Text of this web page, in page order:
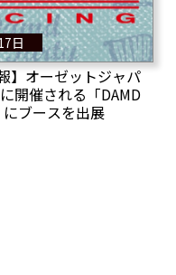
日
】オーゼットジャパ
開催される「DAMD
にブースを出展